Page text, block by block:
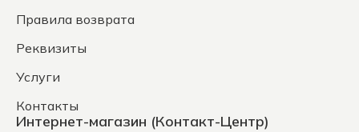
Правила возврата
Реквизиты
Услуги
Контакты
Интернет-магазин (Контакт-Центр)